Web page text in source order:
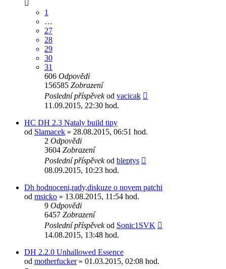
1
…
27
28
29
30
31
606 Odpovědi
156585 Zobrazení
Poslední příspěvekod vacicak
11.09.2015, 22:30 hod.
HC DH 2.3 Nataly build tipy
od Slamacek » 28.08.2015, 06:51 hod.
2 Odpovědi
3604 Zobrazení
Poslední příspěvekod bleptys
08.09.2015, 10:23 hod.
Dh hodnoceni,rady,diskuze o novem patchi
od msicko » 13.08.2015, 11:54 hod.
9 Odpovědi
6457 Zobrazení
Poslední příspěvekod Sonic1SVK
14.08.2015, 13:48 hod.
DH 2.2.0 Unhallowed Essence
od motherfucker» 01.03.2015, 02:08 hod.